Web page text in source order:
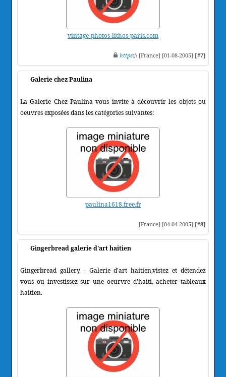
vintage-photos-lithos-paris.com
https:// [France] [01-08-2005] [#7]
Galerie chez Paulina
La Galerie Chez Paulina vous invite à découvrir les objets ou
oeuvres exposées dans les catégories suivantes:
paulina1618.free.fr
[France] [04-04-2005] [#8]
Gingerbread galerie d'art haitien
Gingerbread gallery - Galerie d'art haitien,vistez et détendez
vous ou investissez sur une oeurvre d'haiti, acheter tableaux
haitien.